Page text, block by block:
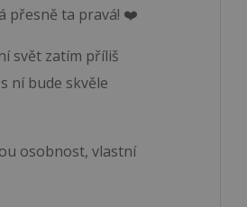
přesně ta pravá! ❤️
svět zatím příliš
ní bude skvěle
osobnost, vlastní